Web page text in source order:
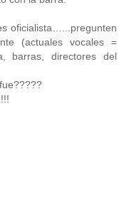
oficialista…...pregunten
(actuales vocales =
barras, directores del